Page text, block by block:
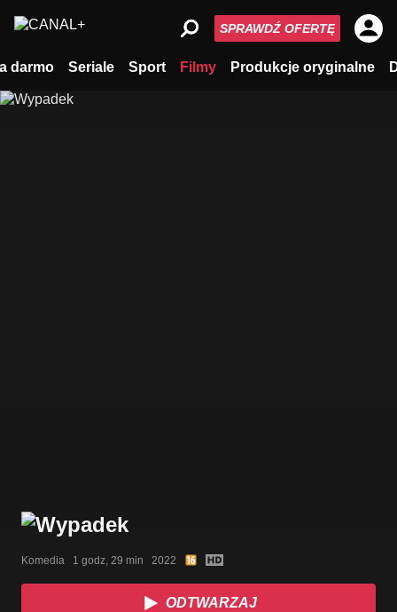
darmo Seriale Sport Filmy Produkcje oryginalne
SPRAWDŹ OFERTĘ
Komedia   1 godz, 29 min   2022
ODTWARZAJ